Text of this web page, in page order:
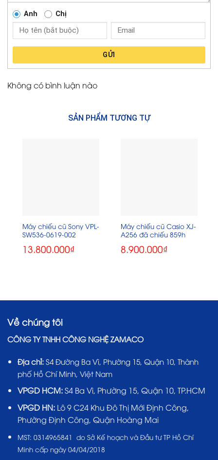
Anh Chị
GỬI
Không có bình luận nào
SẢN PHẨM TƯƠNG TỰ
Máy chiếu cũ Sony VPL-
SW536-0619-002
13.800.000₫
Máy chiếu cũ Casio XJ-
A256 đã chiếu 859h
8.900.000₫
Về chúng tôi
CÔNG TY TNHH CÔNG NGHỆ ZAMACO
Địa chỉ: S4 Đường Ba Vì, Phường 15, Quận 10, Thành
phố Hồ Chí Minh, Việt Nam
VPGD HCM:S4 Ba Vì, Phường 15, Quận 10, TP.HCM
VPGD HN:Lô 9 C24 Khu Đô Thị Mới Định Công,
Phường Định Công, Quận Hoàng Mai
MST: 0314965841 do Sở Kế hoạch và Đầu tư TP Hồ Chí
Minh cấp ngày 04/04/2018